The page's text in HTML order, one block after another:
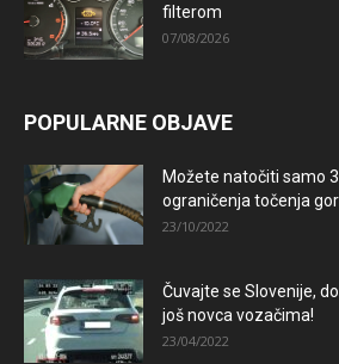
filterom
07/08/2026
POPULARNE OBJAVE
Možete natočiti samo
ograničenja točenja
23/10/2022
Čuvajte se Slovenije,
još novca vozačima!
23/04/2022